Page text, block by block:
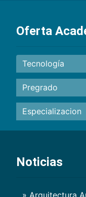
Oferta
Tecnología
Pregrado
Especializacion
Noticias
» Arquitectura